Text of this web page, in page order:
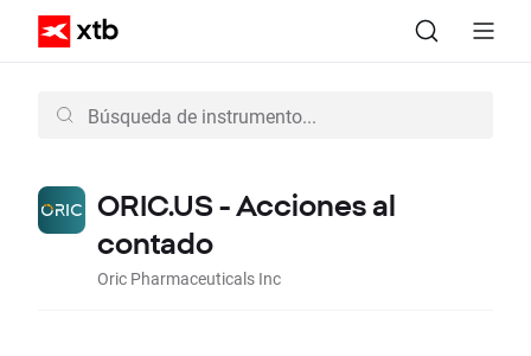
ORIC.US - Acciones al
contado
Oric Pharmaceuticals Inc